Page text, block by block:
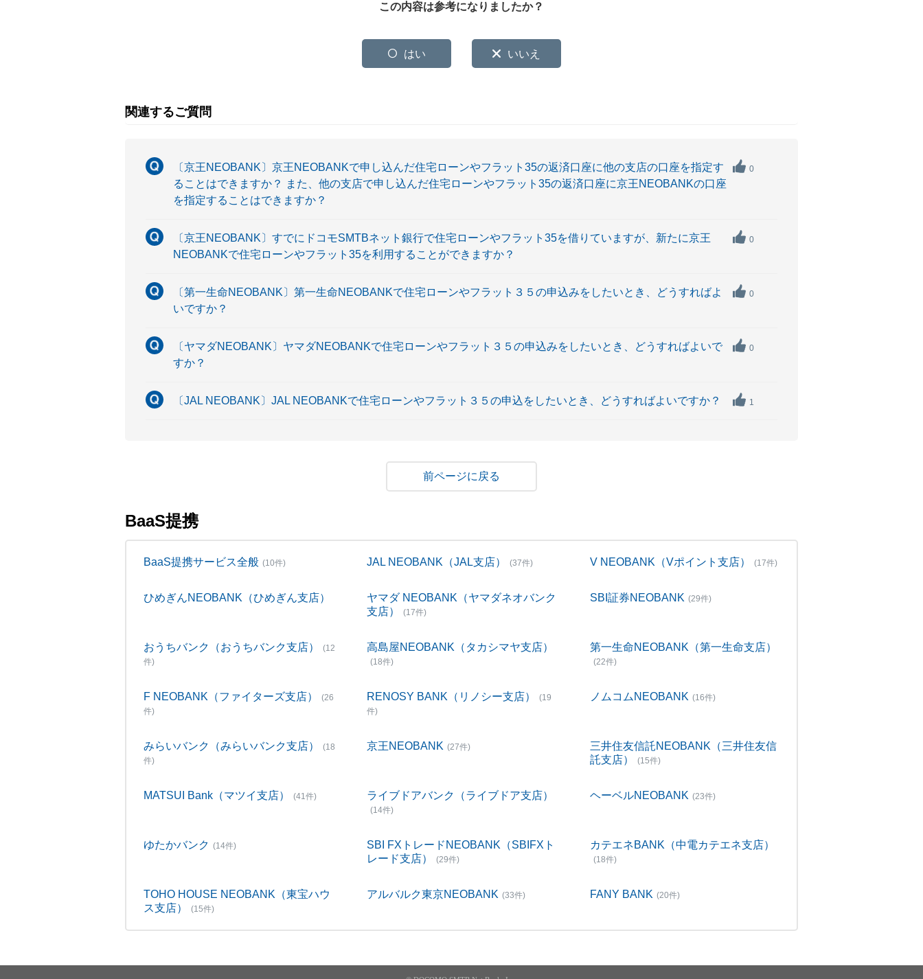
この内容は参考になりましたか？
はい いいえ
関連するご質問
〔京王NEOBANK〕京王NEOBANKで申し込んだ住宅ローンやフラット35の返済口座に他の支店の口座を指定す
ることはできますか？ また、他の支店で申し込んだ住宅ローンやフラット35の返済口座に京王NEOBANKの口座
を指定することはできますか？
0
〔京王NEOBANK〕すでにドコモSMTBネット銀行で住宅ローンやフラット35を借りていますが、新たに京王
NEOBANKで住宅ローンやフラット35を利用することができますか？
0
〔第一生命NEOBANK〕第一生命NEOBANKで住宅ローンやフラット３５の申込みをしたいとき、どうすればよ
いですか？
0
〔ヤマダNEOBANK〕ヤマダNEOBANKで住宅ローンやフラット３５の申込みをしたいとき、どうすればよいで
すか？
0
〔JAL NEOBANK〕JAL NEOBANKで住宅ローンやフラット３５の申込をしたいとき、どうすればよいですか？ 1
戻る
BaaS提携
BaaS提携サービス全般 (10件) JAL NEOBANK（JAL支店） (37件) V NEOBANK（Vポイント支店） (17件)
ひめぎんNEOBANK（ひめぎん支店）
ヤマダ NEOBANK（ヤマダネオバンク
支店）
(17件)
SBI証券NEOBANK (29件)
おうちバンク（おうちバンク支店）
(12
件)
高島屋NEOBANK（タカシマヤ支店）
(18件)
第一生命NEOBANK（第一生命支店）
(22件)
F NEOBANK（ファイターズ支店）
(26
件)
RENOSY BANK（リノシー支店）
(19
件)
ノムコムNEOBANK (16件)
みらいバンク（みらいバンク支店）
(18
件)
京王NEOBANK (27件)
三井住友信託NEOBANK（三井住友信
託支店）
(15件)
MATSUI Bank（マツイ支店） (41件) ライブドアバンク（ライブドア支店）
(14件)
ヘーベルNEOBANK (23件)
ゆたかバンク (14件)
SBI FXトレードNEOBANK（SBIFXト
レード支店）
(29件)
カテエネBANK（中電カテエネ支店）
(18件)
TOHO HOUSE NEOBANK（東宝ハウ
ス支店）
(15件)
アルバルク東京NEOBANK (33件) FANY BANK (20件)